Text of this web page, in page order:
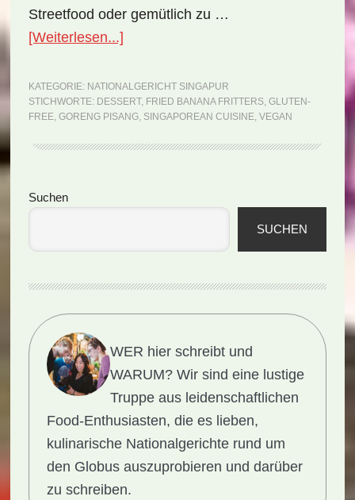
Streetfood oder gemütlich zu …
[Weiterlesen...]ÜberNationalgericht
Fried
Banana
(Rezept)
KATEGORIE: NATIONALGERICHT SINGAPUR
STICHWORTE: DESSERT, FRIED BANANA FRITTERS, GLUTEN-
FREE, GORENG PISANG, SINGAPOREAN CUISINE, VEGAN
Seitenspalte
Suchen
SUCHEN
WER hier schreibt und
WARUM? Wir sind eine lustige
Truppe aus leidenschaftlichen
Food-Enthusiasten, die es lieben,
kulinarische Nationalgerichte rund um
den Globus auszuprobieren und darüber
zu schreiben.